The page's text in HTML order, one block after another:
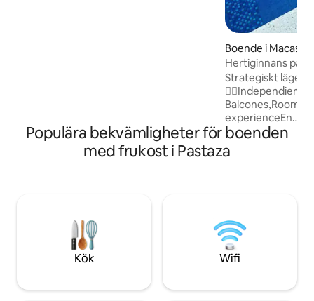
Boende i Macas
Hertiginnans
Strategiskt läge 5
experienceEn
Areas of the
Friends (Ex)Also
Free Bicycles
Habitacion ➡️
Populära bekvämligheter för boenden
med frukost i Pastaza
Kök Wifi